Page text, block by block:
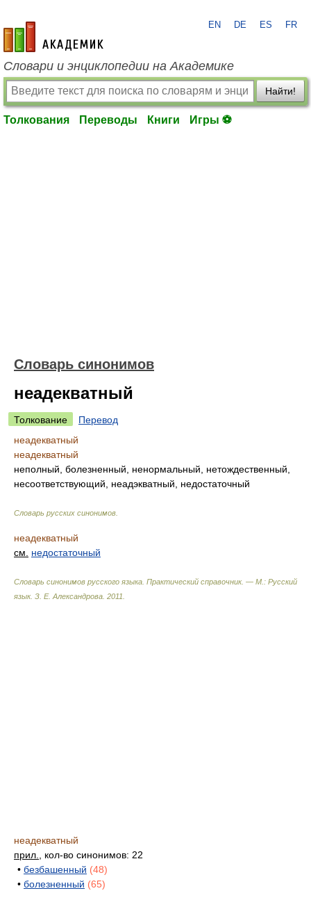
academic.ru
EN DE ES FR
Словари и энциклопедии на Академике
Найти!
Толкования Переводы Книги Игры ⚽
Словарь синонимов
неадекватный
Толкование
Перевод
неадекватный
неадекватный
неполный, болезненный, ненормальный, нетождественный,
несоответствующий, неадэкватный, недостаточный
Словарь русских синонимов
неадекватный
см.
недостаточный
Словарь синонимов русского языка. Практический справочник. — М.: Русский
язык. З. Е. Александрова 2011
неадекватный
прил.
, кол-во синонимов: 22
• безбашенный (48)
• болезненный (65)